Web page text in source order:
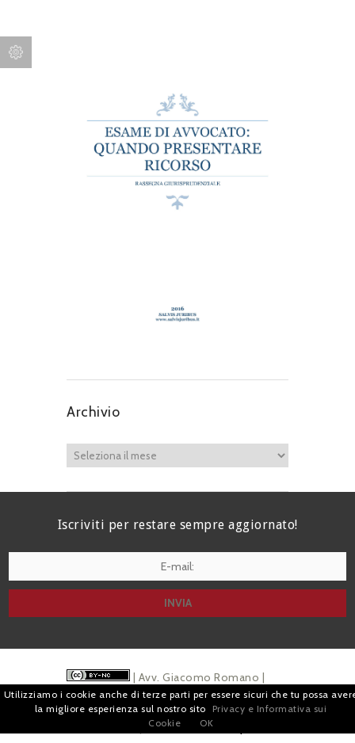
Archivio
Iscriviti per restare sempre aggiornato!
| Avv. Giacomo Romano |
Piazza di Campitelli, 2 - 00186 Roma | P.I.
Pubblicità ePrivacy
Utilizziamo i cookie anche di terze parti per essere sicuri che tu possa
la migliore esperienza sul nostro sito
Privacy e Informativa sui
Cookie
OK